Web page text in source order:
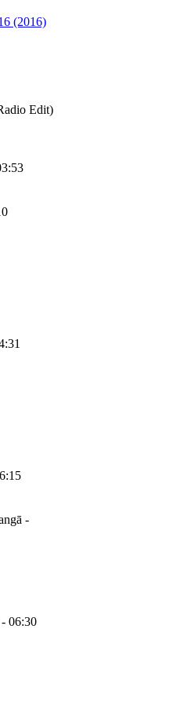
(2016)
Edit)
-
06:30